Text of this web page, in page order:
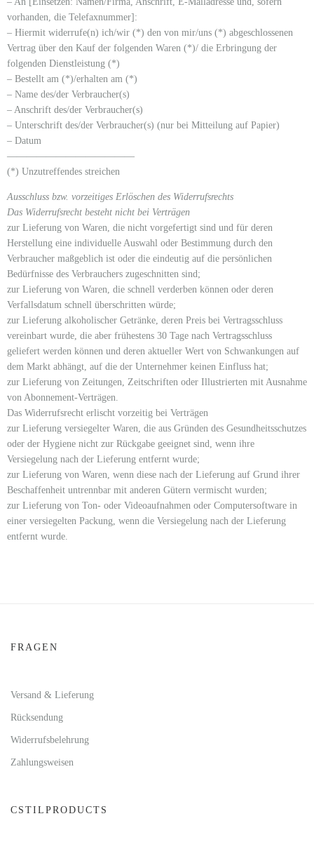
vorhanden, die Telefaxnummer]:
– Hiermit widerrufe(n) ich/wir (*) den von mir/uns (*) abgeschlossenen
Vertrag über den Kauf der folgenden Waren (*)/ die Erbringung der
folgenden Dienstleistung (*)
– Bestellt am (*)/erhalten am (*)
– Name des/der Verbraucher(s)
– Anschrift des/der Verbraucher(s)
– Unterschrift des/der Verbraucher(s) (nur bei Mitteilung auf Papier)
– Datum
—————————————
(*) Unzutreffendes streichen
Ausschluss bzw. vorzeitiges Erlöschen des Widerrufsrechts
Das Widerrufsrecht besteht nicht bei Verträgen
zur Lieferung von Waren, die nicht vorgefertigt sind und für deren
Herstellung eine individuelle Auswahl oder Bestimmung durch den
Verbraucher maßgeblich ist oder die eindeutig auf die persönlichen
Bedürfnisse des Verbrauchers zugeschnitten sind;
zur Lieferung von Waren, die schnell verderben können oder deren
Verfallsdatum schnell überschritten würde;
zur Lieferung alkoholischer Getränke, deren Preis bei Vertragsschluss
vereinbart wurde, die aber frühestens 30 Tage nach Vertragsschluss
geliefert werden können und deren aktueller Wert von Schwankungen auf
dem Markt abhängt, auf die der Unternehmer keinen Einfluss hat;
zur Lieferung von Zeitungen, Zeitschriften oder Illustrierten mit Ausnahme
von Abonnement-Verträgen.
Das Widerrufsrecht erlischt vorzeitig bei Verträgen
zur Lieferung versiegelter Waren, die aus Gründen des Gesundheitsschutzes
oder der Hygiene nicht zur Rückgabe geeignet sind, wenn ihre
Versiegelung nach der Lieferung entfernt wurde;
zur Lieferung von Waren, wenn diese nach der Lieferung auf Grund ihrer
Beschaffenheit untrennbar mit anderen Gütern vermischt wurden;
zur Lieferung von Ton- oder Videoaufnahmen oder Computersoftware in
einer versiegelten Packung, wenn die Versiegelung nach der Lieferung
entfernt wurde.
FRAGEN
Versand & Lieferung
Rücksendung
Widerrufsbelehrung
Zahlungsweisen
CSTILPRODUCTS